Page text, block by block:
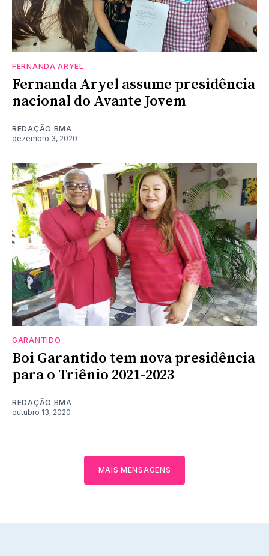
FERNANDA ARYEL
Fernanda Aryel assume presidência
nacional do Avante Jovem
REDAÇÃO BMA
dezembro 3, 2020
GARANTIDO
Boi Garantido tem nova presidência
para o Triênio 2021-2023
REDAÇÃO BMA
outubro 13, 2020
MAIS MENSAGENS